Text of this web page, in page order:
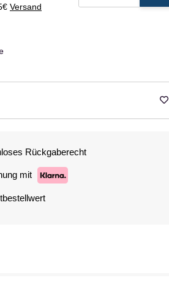
Versand
Rückgaberecht
mit